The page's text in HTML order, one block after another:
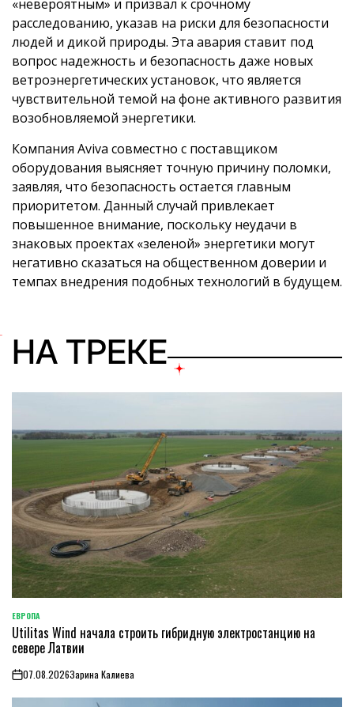
«невероятным» и призвал к срочному
расследованию, указав на риски для безопасности
людей и дикой природы. Эта авария ставит под
вопрос надежность и безопасность даже новых
ветроэнергетических установок, что является
чувствительной темой на фоне активного развития
возобновляемой энергетики.
Компания Aviva совместно с поставщиком
оборудования выясняет точную причину поломки,
заявляя, что безопасность остается главным
приоритетом. Данный случай привлекает
повышенное внимание, поскольку неудачи в
знаковых проектах «зеленой» энергетики могут
негативно сказаться на общественном доверии и
темпах внедрения подобных технологий в будущем.
НА ТРЕКЕ
ОПУБЛИКОВАНО
ЕВРОПА
Utilitas Wind начала строить гибридную электростанцию на
севере Латвии
on07.08.2026Зарина Калиева